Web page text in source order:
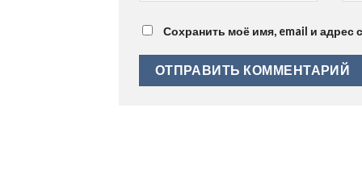
Сохранить моё имя, email и адрес